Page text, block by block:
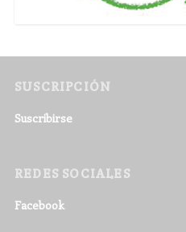
SUSCRIPCIÓN
Suscribirse
REDES SOCIALES
Facebook